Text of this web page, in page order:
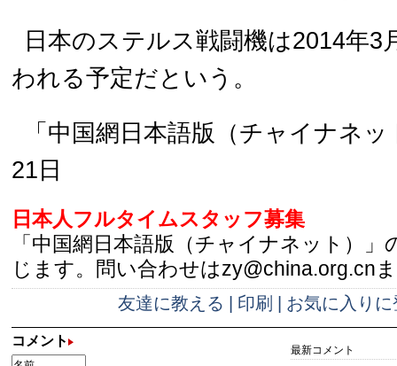
日本のステルス戦闘機は2014年3
われる予定だという。
「中国網日本語版（チャイナネ
21日
日本人フルタイムスタッフ募集
「中国網日本語版（チャイナネット）」
じます。問い合わせはzy@china.org.cn
友達に教える 印刷 お気に入りに
コメント
最新コメント